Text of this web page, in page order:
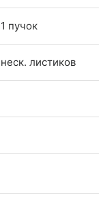
1 пучок
неск. листиков